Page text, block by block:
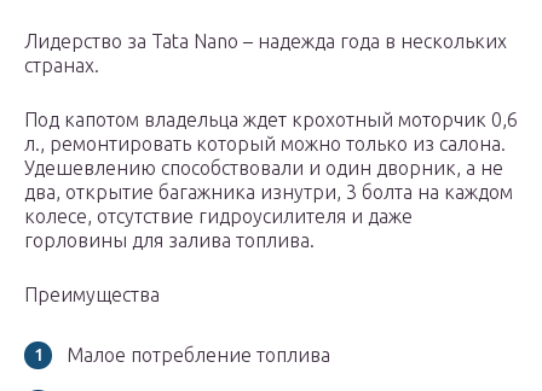
Лидерство за Tata Nano – надежда года в нескольких
странах.
Под капотом владельца ждет крохотный моторчик 0,6
л., ремонтировать который можно только из салона.
Удешевлению способствовали и один дворник, а не
два, открытие багажника изнутри, 3 болта на каждом
колесе, отсутствие гидроусилителя и даже
горловины для залива топлива.
Преимущества
Малое потребление топлива